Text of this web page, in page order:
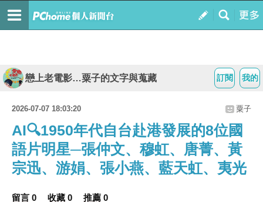
我的
訂閱
戀上老電影…粟子的文字與蒐藏
2026-07-07 18:03:20 粟子
AI🔍1950年代自台赴港發展的8位國
語片明星─張仲文、穆虹、唐菁、黃
宗迅、游娟、張小燕、藍天虹、夷光
留言 0 收藏 0 推薦 0